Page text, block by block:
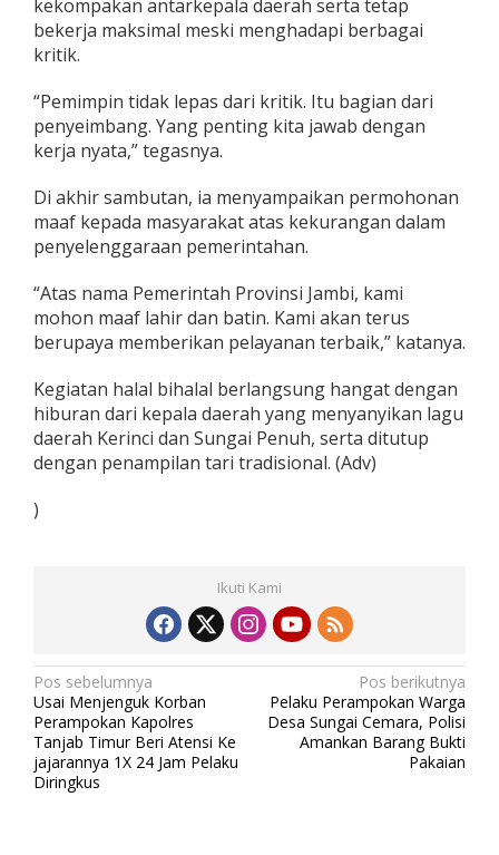
kekompakan antarkepala daerah serta tetap
bekerja maksimal meski menghadapi berbagai
kritik.
“Pemimpin tidak lepas dari kritik. Itu bagian dari
penyeimbang. Yang penting kita jawab dengan
kerja nyata,” tegasnya.
Di akhir sambutan, ia menyampaikan permohonan
maaf kepada masyarakat atas kekurangan dalam
penyelenggaraan pemerintahan.
“Atas nama Pemerintah Provinsi Jambi, kami
mohon maaf lahir dan batin. Kami akan terus
berupaya memberikan pelayanan terbaik,” katanya.
Kegiatan halal bihalal berlangsung hangat dengan
hiburan dari kepala daerah yang menyanyikan lagu
daerah Kerinci dan Sungai Penuh, serta ditutup
dengan penampilan tari tradisional. (Adv)
)
Ikuti Kami
N
a
v
i
Pos sebelumnya
Usai Menjenguk Korban
Perampokan Kapolres
Tanjab Timur Beri Atensi Ke
jajarannya 1X 24 Jam Pelaku
Diringkus
Pos berikutnya
Pelaku Perampokan Warga
Desa Sungai Cemara, Polisi
Amankan Barang Bukti
Pakaian